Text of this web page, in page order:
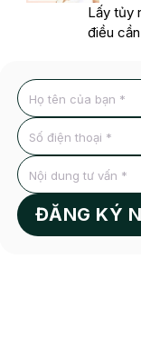
Lấy tủy
điều
ĐĂNG KÝ